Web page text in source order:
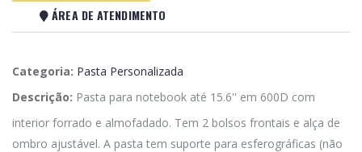
ÁREA DE ATENDIMENTO
Categoria: Pasta Personalizada
Descrição: Pasta para notebook até 15.6'' em 600D com
interior forrado e almofadado. Tem 2 bolsos frontais e alça de
ombro ajustável. A pasta tem suporte para esferográficas (não